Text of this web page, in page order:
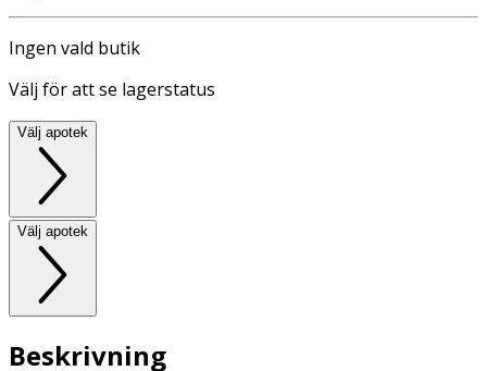
Ingen vald butik
Välj för att se lagerstatus
Välj apotek
Välj apotek
Beskrivning